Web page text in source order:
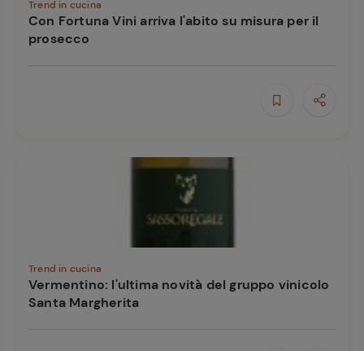
Trend in cucina
Con Fortuna Vini arriva l'abito su misura per il
prosecco
Trend in cucina
Vermentino: l'ultima novità del gruppo vinicolo
Santa Margherita